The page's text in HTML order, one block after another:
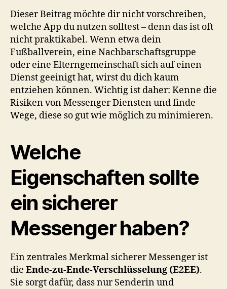
Dieser Beitrag möchte dir nicht vorschreiben,
welche App du nutzen solltest – denn das ist oft
nicht praktikabel. Wenn etwa dein
Fußballverein, eine Nachbarschaftsgruppe
oder eine Elterngemeinschaft sich auf einen
Dienst geeinigt hat, wirst du dich kaum
entziehen können. Wichtig ist daher: Kenne die
Risiken von Messenger Diensten und finde
Wege, diese so gut wie möglich zu minimieren.
Welche
Eigenschaften sollte
ein sicherer
Messenger haben?
Ein zentrales Merkmal sicherer Messenger ist
die Ende-zu-Ende-Verschlüsselung (E2EE).
Sie sorgt dafür, dass nur Senderin und